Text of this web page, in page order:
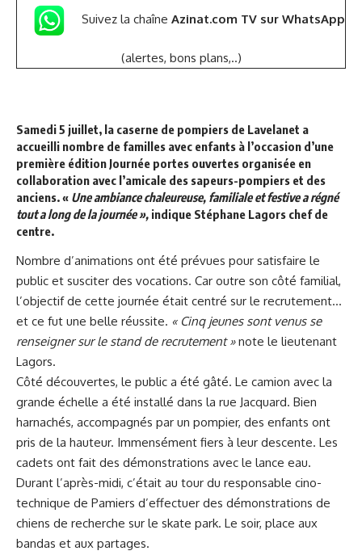
Suivez la chaîne Azinat.com TV sur WhatsApp
(alertes, bons plans,..)
Samedi 5 juillet, la caserne de pompiers de Lavelanet a
accueilli nombre de familles avec enfants à l’occasion d’une
première édition Journée portes ouvertes organisée en
collaboration avec l’amicale des sapeurs-pompiers et des
anciens. « Une ambiance chaleureuse, familiale et festive a régné
tout a long de la journée », indique Stéphane Lagors chef de
centre.
Nombre d’animations ont été prévues pour satisfaire le
public et susciter des vocations. Car outre son côté familial,
l’objectif de cette journée était centré sur le recrutement…
et ce fut une belle réussite. « Cinq jeunes sont venus se
renseigner sur le stand de recrutement »note le lieutenant
Lagors.
Côté découvertes, le public a été gâté. Le camion avec la
grande échelle a été installé dans la rue Jacquard. Bien
harnachés, accompagnés par un pompier, des enfants ont
pris de la hauteur. Immensément fiers à leur descente. Les
cadets ont fait des démonstrations avec le lance eau.
Durant l’après-midi, c’était au tour du responsable cino-
technique de Pamiers d’effectuer des démonstrations de
chiens de recherche sur le skate park. Le soir, place aux
bandas et aux partages.